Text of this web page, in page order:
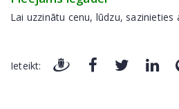
Lai uzzinātu cenu, lūdzu, sazinieties
Ieteikt: